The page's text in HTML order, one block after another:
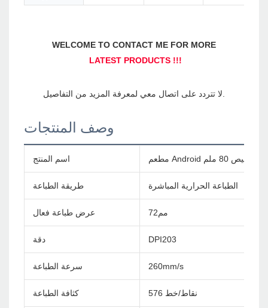
وصف المنتجات
اسم المنتج
طريقة الطباعة الطباعة الحرارية المباشرة
عرض طباعة فعال مم72
دقة DPI203
سرعة الطباعة 260mm/s
كثافة الطباعة 576 نقاط/خط